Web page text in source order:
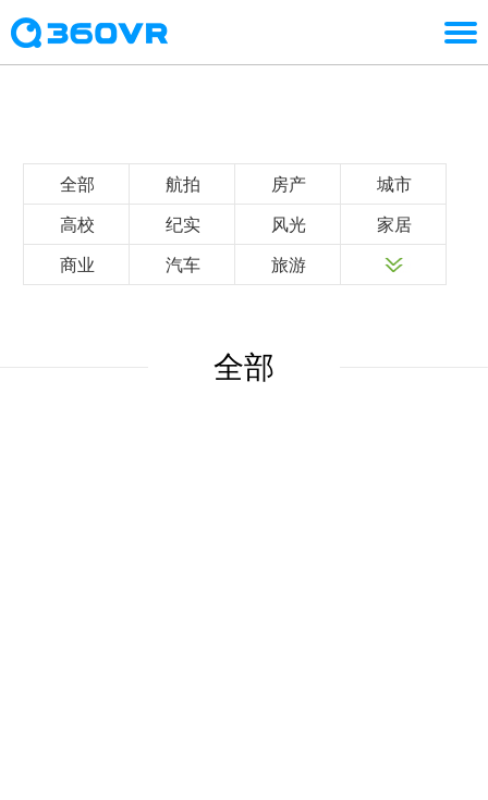
全部 航拍 房产 城市
高校 纪实 风光 家居
商业 汽车 旅游
全部